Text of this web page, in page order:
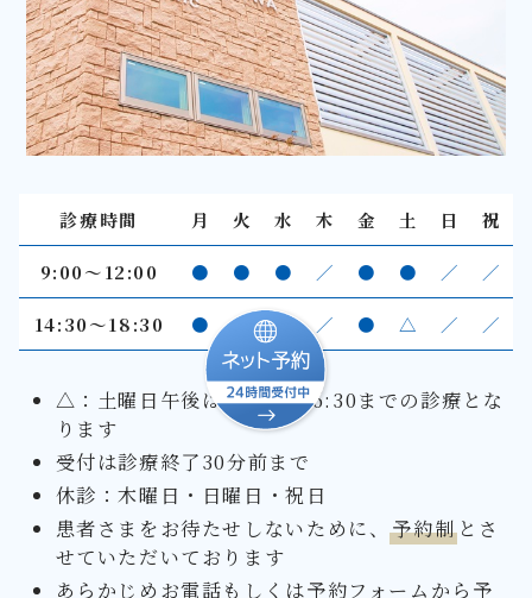
診療時間 月 火 水 木 金 土 日 祝
9:00〜12:00 ● ● ● ／ ● ● ／ ／
14:30～18:30 ● ● ● ／ ● △ ／ ／
△：土曜日午後は14:00～16:30までの診療とな
ります
受付は診療終了30分前まで
休診：木曜日・日曜日・祝日
患者さまをお待たせしないために、予約制 とさ
せていただいております
あらかじめお電話もしくは予約フォームから予